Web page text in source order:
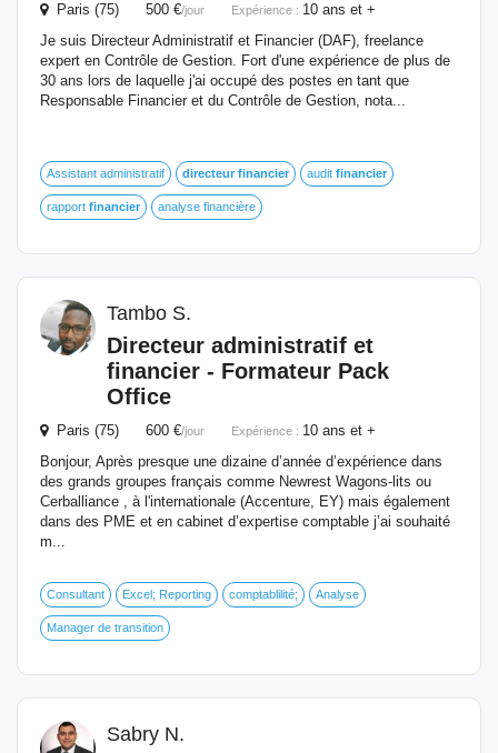
Paris (75) 500 €/jour Expérience : 10 ans et +
Je suis Directeur Administratif et Financier (DAF), freelance
expert en Contrôle de Gestion. Fort d'une expérience de plus de
30 ans lors de laquelle j'ai occupé des postes en tant que
Responsable Financier et du Contrôle de Gestion, nota...
Assistant administratif directeur financier audit financier
rapport financier analyse financière
Tambo S.
Directeur administratif et
financier - Formateur Pack
Office
Paris (75) 600 €/jour Expérience : 10 ans et +
Bonjour, Après presque une dizaine d’année d’expérience dans
des grands groupes français comme Newrest Wagons-lits ou
Cerballiance , à l'internationale (Accenture, EY) mais également
dans des PME et en cabinet d’expertise comptable j’ai souhaité
m...
Consultant Excel; Reporting comptablilité; Analyse
Manager de transition
Sabry N.